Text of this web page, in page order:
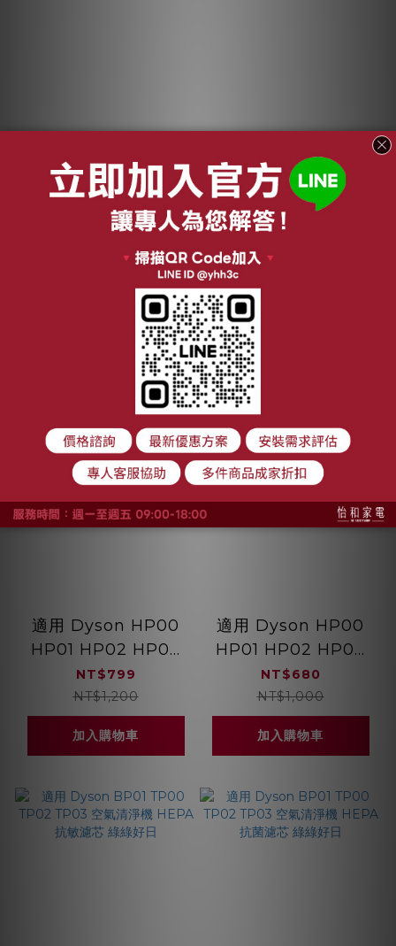
適用 Dyson HP06
HP07 HP09 HP10
TP09 HP10 TP10 空
氣清淨機 HEPA抗敏
濾芯 綠綠好日
NT$1,500
適用 Dyson HP06
HP07 HP09 HP10
TP09 HP10 TP10 空
氣清淨機 HEPA抗菌
濾芯 綠綠好日
NT$2,200
適用 Dyson HP00
HP01 HP02 HP03
DP01 DP03 空氣清
淨機 HEPA抗菌濾芯
綠綠好日
NT$799
NT$1,200
加入購物車
適用 Dyson HP00
HP01 HP02 HP03
DP01 DP03 空氣清
淨機 HEPA抗敏濾芯
綠綠好日
NT$680
NT$1,000
加入購物車